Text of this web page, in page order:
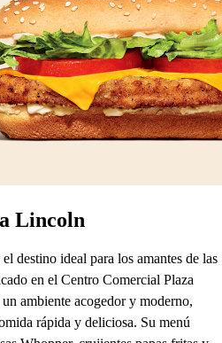
Lincoln
destino ideal para los amantes de las
en el Centro Comercial Plaza
ambiente acogedor y moderno,
rápida y deliciosa. Su menú